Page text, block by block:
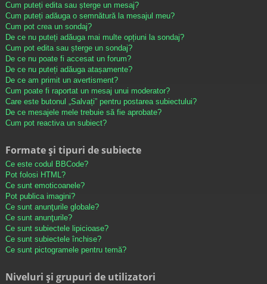
Cum puteți edita sau șterge un mesaj?
Cum puteți adăuga o semnătură la mesajul meu?
Cum pot crea un sondaj?
De ce nu puteți adăuga mai multe opțiuni la sondaj?
Cum pot edita sau șterge un sondaj?
De ce nu poate fi accesat un forum?
De ce nu puteți adăuga atașamente?
De ce am primit un avertisment?
Cum poate fi raportat un mesaj unui moderator?
Care este butonul „Salvați” pentru postarea subiectului?
De ce mesajele mele trebuie să fie aprobate?
Cum pot reactiva un subiect?
Formate și tipuri de subiecte
Ce este codul BBCode?
Pot folosi HTML?
Ce sunt emoticoanele?
Pot publica imagini?
Ce sunt anunţurile globale?
Ce sunt anunţurile?
Ce sunt subiectele lipicioase?
Ce sunt subiectele închise?
Ce sunt pictogramele pentru temă?
Niveluri și grupuri de utilizatori